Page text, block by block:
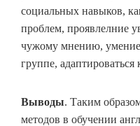
социальных навыков,
проблем, проявлелние
чужому мнению, умение
группе,
Выводы. Таким
методов в обучении